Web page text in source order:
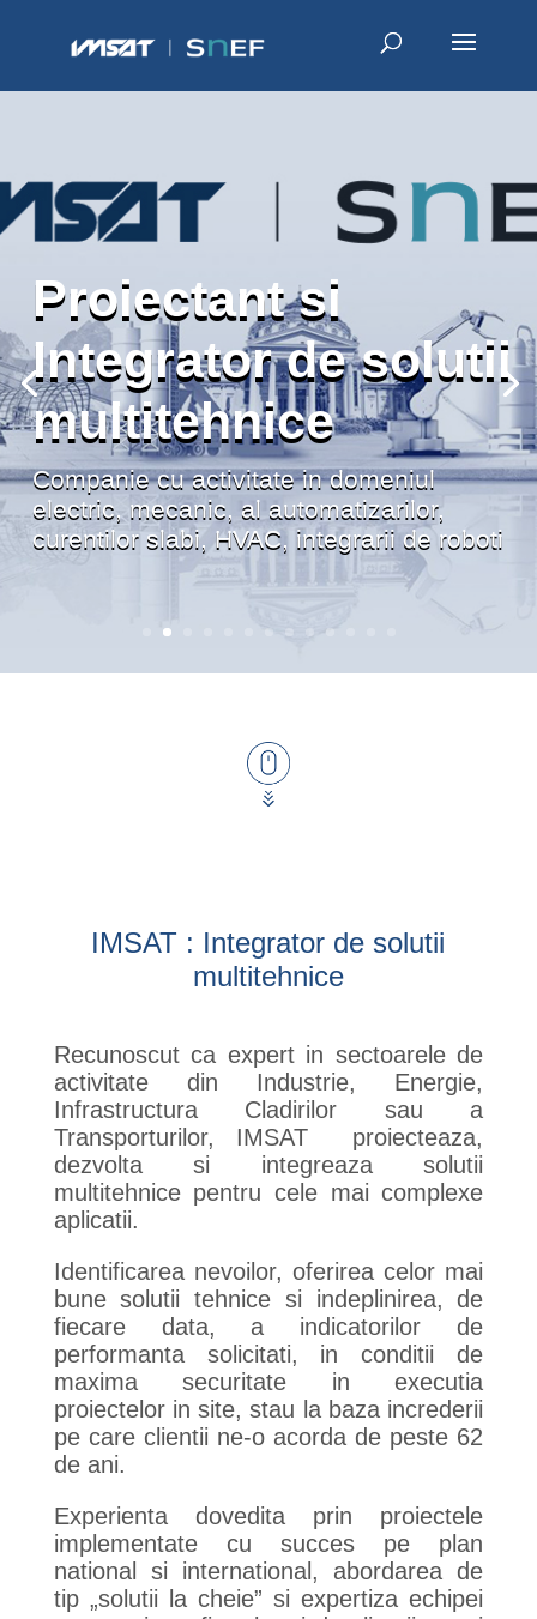
Proiectant si
Integrator de solutii
multitehnice
Companie cu activitate in domeniul
electric, mecanic, al automatizarilor,
curentilor slabi, HVAC, integrarii de roboti
IMSAT : Integrator de solutii
multitehnice
Recunoscut ca expert in sectoarele de
activitate din Industrie, Energie,
Infrastructura Cladirilor sau a
Transporturilor, IMSAT proiecteaza,
dezvolta si integreaza solutii
multitehnice pentru cele mai complexe
aplicatii.
Identificarea nevoilor, oferirea celor mai
bune solutii tehnice si indeplinirea, de
fiecare data, a indicatorilor de
performanta solicitati, in conditii de
maxima securitate in executia
proiectelor in site, stau la baza increderii
pe care clientii ne-o acorda de peste 62
de ani.
Experienta dovedita prin proiectele
implementate cu succes pe plan
national si international, abordarea de
tip „solutii la cheie” si expertiza echipei